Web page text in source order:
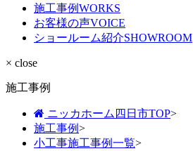
施工事例WORKS
お客様の声VOICE
ショールーム紹介SHOWROOM
× close
施工事例
ニッカホーム四日市TOP>
施工事例>
小工事施工事例一覧>